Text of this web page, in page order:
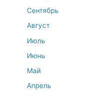
Сентябрь
Август
Июль
Июнь
Май
Апрель